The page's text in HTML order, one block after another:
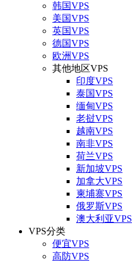
韩国VPS
美国VPS
英国VPS
德国VPS
欧洲VPS
其他地区VPS
印度VPS
泰国VPS
缅甸VPS
老挝VPS
越南VPS
南非VPS
荷兰VPS
新加坡VPS
加拿大VPS
柬埔寨VPS
俄罗斯VPS
澳大利亚VPS
VPS分类
便宜VPS
高防VPS